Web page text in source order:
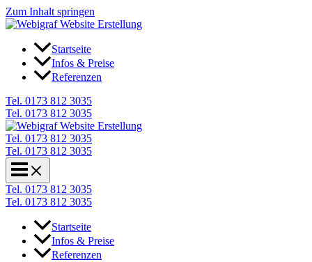
Zum Inhalt springen
Startseite
Infos & Preise
Referenzen
Tel. 0173 812 3035
Tel. 0173 812 3035
Tel. 0173 812 3035
Tel. 0173 812 3035
Tel. 0173 812 3035
Tel. 0173 812 3035
Startseite
Infos & Preise
Referenzen